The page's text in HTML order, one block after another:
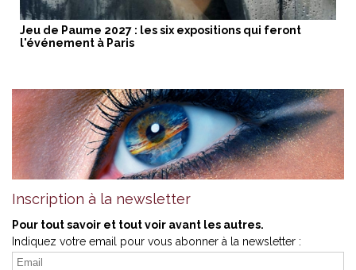
Jeu de Paume 2027 : les six expositions qui feront
l'événement à Paris
Inscription à la newsletter
Pour tout savoir et tout voir avant les autres.
Indiquez votre email pour vous abonner à la newsletter :